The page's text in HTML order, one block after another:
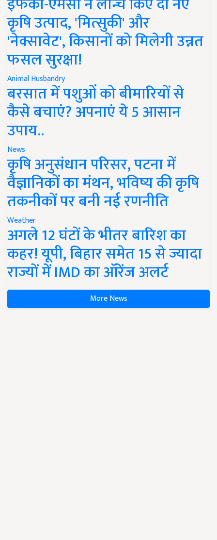
कृषि उत्पाद, 'मित्सुकी' और
'नेक्सावेट', किसानों को मिलेगी उन्नत
फसल सुरक्षा!
Animal Husbandry
बरसात में पशुओं को बीमारियों से
कैसे बचाएं? अपनाएं ये 5 आसान
उपाय..
News
कृषि अनुसंधान परिसर, पटना में
वैज्ञानिकों का मंथन, भविष्य की कृषि
तकनीकों पर बनी नई रणनीति
Weather
अगले 12 घंटों के भीतर बारिश का
कहर! यूपी, बिहार समेत 15 से ज्यादा
राज्यों में IMD का ऑरेंज अलर्ट
More News